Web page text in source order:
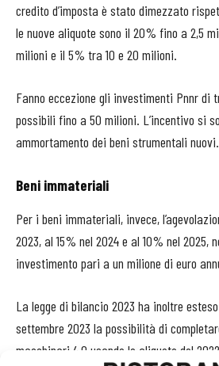
credito d’imposta è stato dimezzato
le nuove aliquote sono il 20% fino a 2,5
milioni e il 5% tra 10 e 20 milioni.
Fanno eccezione gli investimenti Pnnr di
possibili fino a 50 milioni. L’incentivo si
ammortamento dei beni strumentali nuovi.
Beni immateriali
Per i beni immateriali, invece,
2023, al 15% nel 2024 e al 10% nel 2025,
investimento pari a un milione di euro
La legge di bilancio 2023 ha inoltre
settembre 2023 la possibilità di
macchinari 4.0 usando le aliquote del